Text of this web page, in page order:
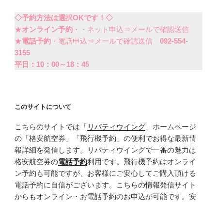
◇予約方法は選択OKです！◇
★オンライン予約 ・・ネット申込⇒メールで確認送信
★電話予約 ・電話申込⇒メールで確認送信 092-554-
3155
平日：10：00～18：45
このサイトについて
こちらのサイトでは「 リバティウイング 」ホームページ
の「格安航空券」「飛行機予約」の便利でお得な最新情
報詳細を発信します。リバティウイングで一番の魅力は
格安航空券の電話予約利用です。飛行機予約はオンライ
ン予約も可能ですが、お客様にご安心してご購入頂ける
電話予約に自信がございます。こちらの情報発信サイト
からもオンライン・お電話予約のお申込が可能です。安